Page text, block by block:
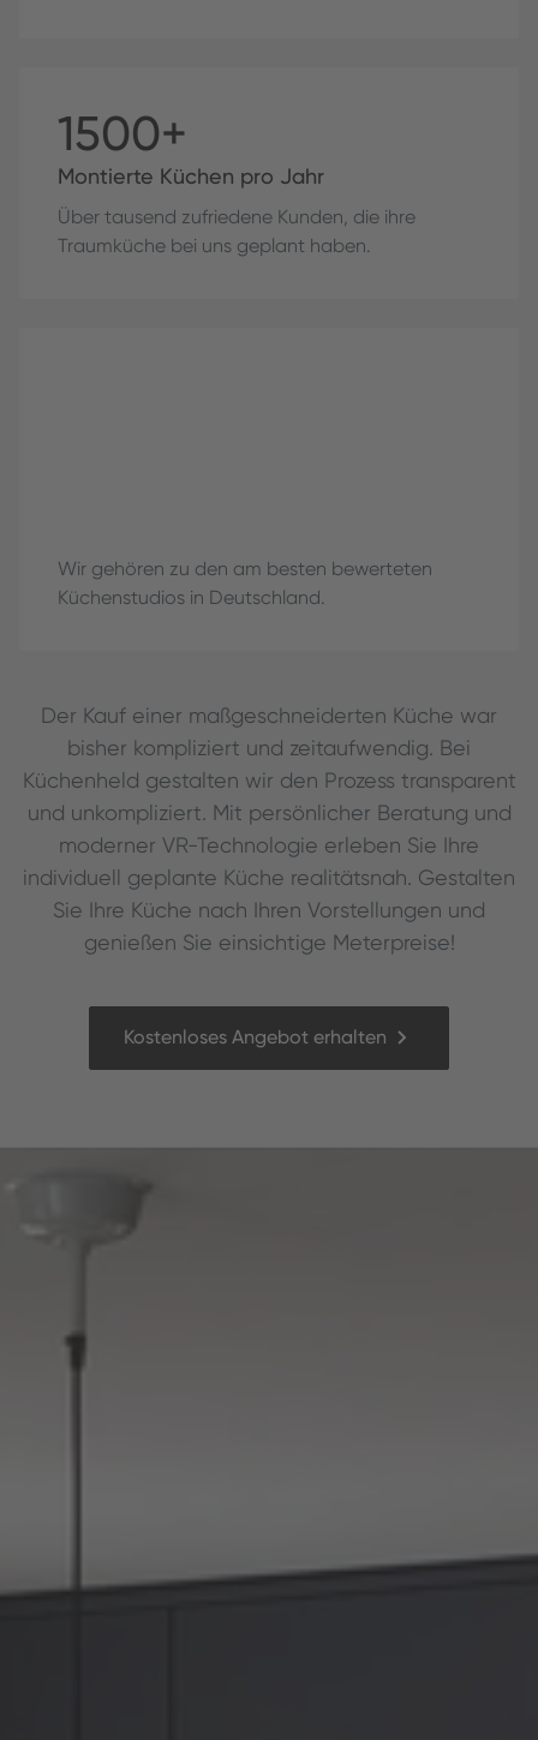
1500+
Montierte Küchen pro Jahr
Über tausend zufriedene Kunden, die ihre
Traumküche bei uns geplant haben.
Wir gehören zu den am besten bewerteten
Küchenstudios in Deutschland.
Der Kauf einer maßgeschneiderten Küche war
bisher kompliziert und zeitaufwendig. Bei
Küchenheld gestalten wir den Prozess transparent
und unkompliziert. Mit persönlicher Beratung und
moderner VR-Technologie erleben Sie Ihre
individuell geplante Küche realitätsnah. Gestalten
Sie Ihre Küche nach Ihren Vorstellungen und
genießen Sie einsichtige Meterpreise!
Kostenloses Angebot erhalten